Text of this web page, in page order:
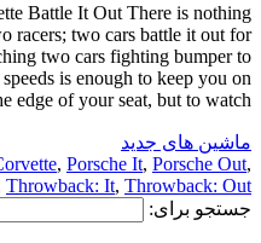
Battle It Out There is nothing
racers; two cars battle it out for
two cars fighting bumper to
is enough to keep you on
edge of your seat, but to watch […]
ماشین های جدید
, Porsche It, Porsche Out,
Throwback: It, Throwback: Out
جستجو برای: